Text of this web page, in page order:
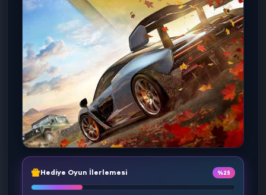
Hediye Oyun İlerlemesi %25